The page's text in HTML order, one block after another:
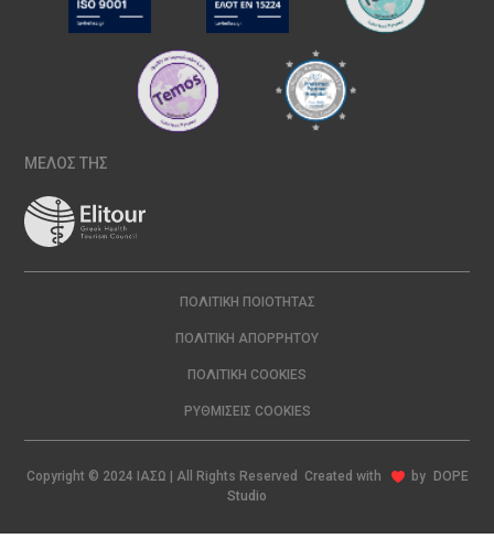
ΜΕΛΟΣ ΤΗΣ
ΠΟΛΙΤΙΚΉ ΠΟΙΌΤΗΤΑΣ
ΠΟΛΙΤΙΚΉ ΑΠΟΡΡΉΤΟΥ
ΠΟΛΙΤΙΚΉ COOKIES
ΡΥΘΜΊΣΕΙΣ COOKIES
Copyright © 2024 ΙΑΣΩ | All Rights Reserved Created with by DOPE
Studio